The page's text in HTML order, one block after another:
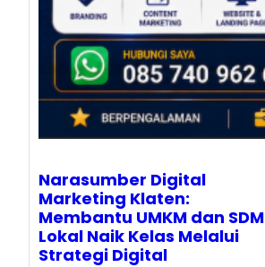
Narasumber Digital
Marketing Klaten:
Membantu UMKM dan SDM
Lokal Naik Kelas Melalui
Strategi Digital